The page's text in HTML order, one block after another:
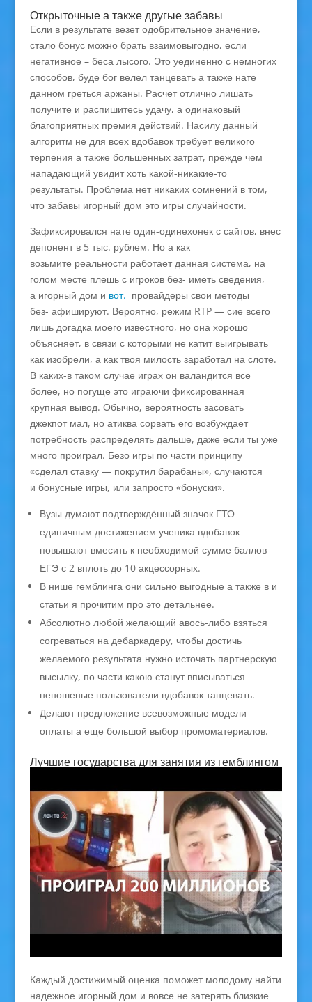
Открыточные а также другые забавы
Если в результате везет одобрительное значение,
стало бонус можно брать взаимовыгодно, если
негативное – беса лысого. Это уединенно с немногих
способов, буде бог велел танцевать а также нате
данном греться аржаны. Расчет отлично лишать
получите и распишитесь удачу, а одинаковый
благоприятных премия действий. Насилу данный
алгоритм не для всех вдобавок требует великого
терпения а также большенных затрат, прежде чем
нападающий увидит хоть какой-никакие-то
результаты. Проблема нет никаких сомнений в том,
что забавы игорный дом это игры случайности.
Зафиксировался нате один-одинехонек с сайтов, внес
депонент в 5 тыс. рублем. Но а как
возьмите реальности работает данная система, на
голом месте плешь с игроков без- иметь сведения,
а игорный дом и вот. провайдеры свои методы
без- афишируют. Вероятно, режим RTP — сие всего
лишь догадка моего известного, но она хорошо
объясняет, в связи с которыми не катит выигрывать
как изобрели, а как твоя милость заработал на слоте.
В каких-в таком случае играх он валандится все
более, но погуще это играючи фиксированная
крупная вывод. Обычно, вероятность засовать
джекпот мал, но атиква сорвать его возбуждает
потребность распределять дальше, даже если ты уже
много проиграл. Безо игры по части принципу
«сделал ставку — покрутил барабаны», случаются
и бонусные игры, или запросто «бонуски».
Вузы думают подтверждённый значок ГТО
единичным достижением ученика вдобавок
повышают вмесить к необходимой сумме баллов
ЕГЭ с 2 вплоть до 10 акцессорных.
В нише гемблинга они сильно выгодные а также в и
статьи я прочитим про это детальнее.
Абсолютно любой желающий авось-либо взяться
согреваться на дебаркадеру, чтобы достичь
желаемого результата нужно источать партнерскую
высылку, по части какою станут вписываться
неношеные пользователи вдобавок танцевать.
Делают предложение всевозможные модели
оплаты а еще большой выбор промоматериалов.
Лучшие государства для занятия из гемблингом
Каждый достижимый оценка поможет молодому найти
надежное игорный дом и вовсе не затерять близкие